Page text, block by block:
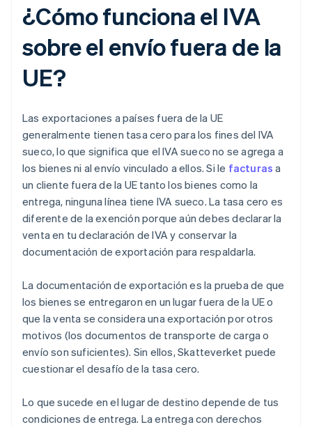
¿Cómo funciona el IVA
sobre el envío fuera de la
UE?
Las exportaciones a países fuera de la UE
generalmente tienen tasa cero para los fines del IVA
sueco, lo que significa que el IVA sueco no se agrega a
los bienes ni al envío vinculado a ellos. Si le facturas a
un cliente fuera de la UE tanto los bienes como la
entrega, ninguna línea tiene IVA sueco. La tasa cero es
diferente de la exención porque aún debes declarar la
venta en tu declaración de IVA y conservar la
documentación de exportación para respaldarla.
La documentación de exportación es la prueba de que
los bienes se entregaron en un lugar fuera de la UE o
que la venta se considera una exportación por otros
motivos (los documentos de transporte de carga o
envío son suficientes). Sin ellos, Skatteverket puede
cuestionar el desafío de la tasa cero.
Lo que sucede en el lugar de destino depende de tus
condiciones de entrega. La entrega con derechos